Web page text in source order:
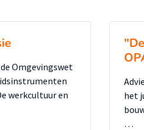
Omgevingswet
werkcultuur en
het
…